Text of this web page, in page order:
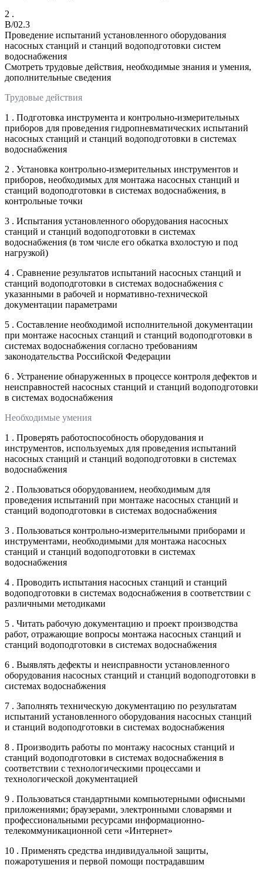
2 .
B/02.3
Проведение испытаний установленного оборудования
насосных станций и станций водоподготовки систем
водоснабжения
Смотреть трудовые действия, необходимые знания и умения,
дополнительные сведения
Трудовые действия
1 . Подготовка инструмента и контрольно-измерительных
приборов для проведения гидропневматических испытаний
насосных станций и станций водоподготовки в системах
водоснабжения
2 . Установка контрольно-измерительных инструментов и
приборов, необходимых для монтажа насосных станций и
станций водоподготовки в системах водоснабжения, в
контрольные точки
3 . Испытания установленного оборудования насосных
станций и станций водоподготовки в системах
водоснабжения (в том числе его обкатка вхолостую и под
нагрузкой)
4 . Сравнение результатов испытаний насосных станций и
станций водоподготовки в системах водоснабжения с
указанными в рабочей и нормативно-технической
документации параметрами
5 . Составление необходимой исполнительной документации
при монтаже насосных станций и станций водоподготовки в
системах водоснабжения согласно требованиям
законодательства Российской Федерации
6 . Устранение обнаруженных в процессе контроля дефектов и
неисправностей насосных станций и станций водоподготовки
в системах водоснабжения
Необходимые умения
1 . Проверять работоспособность оборудования и
инструментов, используемых для проведения испытаний
насосных станций и станций водоподготовки в системах
водоснабжения
2 . Пользоваться оборудованием, необходимым для
проведения испытаний при монтаже насосных станций и
станций водоподготовки в системах водоснабжения
3 . Пользоваться контрольно-измерительными приборами и
инструментами, необходимыми для монтажа насосных
станций и станций водоподготовки в системах
водоснабжения
4 . Проводить испытания насосных станций и станций
водоподготовки в системах водоснабжения в соответствии с
различными методиками
5 . Читать рабочую документацию и проект производства
работ, отражающие вопросы монтажа насосных станций и
станций водоподготовки в системах водоснабжения
6 . Выявлять дефекты и неисправности установленного
оборудования насосных станций и станций водоподготовки в
системах водоснабжения
7 . Заполнять техническую документацию по результатам
испытаний установленного оборудования насосных станций
и станций водоподготовки в системах водоснабжения
8 . Производить работы по монтажу насосных станций и
станций водоподготовки в системах водоснабжения в
соответствии с технологическими процессами и
технологической документацией
9 . Пользоваться стандартными компьютерными офисными
приложениями; браузерами, электронными словарями и
профессиональными ресурсами информационно-
телекоммуникационной сети «Интернет»
10 . Применять средства индивидуальной защиты,
пожаротушения и первой помощи пострадавшим